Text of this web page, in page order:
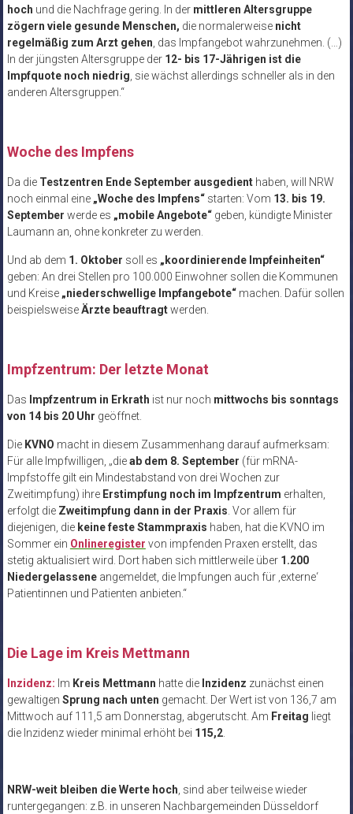
hoch und die Nachfrage gering. In der mittleren Altersgruppe
zögern viele gesunde Menschen, die normalerweise nicht
regelmäßig zum Arzt gehen, das Impfangebot wahrzunehmen. (…)
In der jüngsten Altersgruppe der 12- bis 17-Jährigen ist die
Impfquote noch niedrig, sie wächst allerdings schneller als in den
anderen Altersgruppen.“
Woche des Impfens
Da die Testzentren Ende September ausgedienthaben, will NRW
noch einmal eine „Woche des Impfens“starten: Vom 13. bis 19.
September werde es „mobile Angebote“geben, kündigte Minister
Laumann an, ohne konkreter zu werden.
Und ab dem 1. Oktober soll es „koordinierende Impfeinheiten“
geben: An drei Stellen pro 100.000 Einwohner sollen die Kommunen
und Kreise„niederschwellige Impfangebote“machen. Dafür sollen
beispielsweiseÄrzte beauftragtwerden.
Impfzentrum: Der letzte Monat
Das Impfzentrum in Erkrath ist nur noch mittwochs bis sonntags
von 14 bis 20 Uhr geöffnet.
Die KVNO macht in diesem Zusammenhang darauf aufmerksam:
Für alle Impfwilligen, „dieab dem 8. September (für mRNA-
Impfstoffe gilt ein Mindestabstand von drei Wochen zur
Zweitimpfung) ihre Erstimpfung noch im Impfzentrum erhalten,
erfolgt die Zweitimpfung dann in der Praxis. Vor allem für
diejenigen, die keine feste Stammpraxis haben, hat die KVNO im
Sommer ein Onlineregister von impfenden Praxen erstellt, das
stetig aktualisiert wird. Dort haben sich mittlerweile über 1.200
Niedergelasseneangemeldet, die Impfungen auch für ‚externe‘
Patientinnen und Patienten anbieten.“
Die Lage im Kreis Mettmann
Inzidenz: Im Kreis Mettmann hatte die Inzidenz zunächst einen
gewaltigen Sprung nach unten gemacht. Der Wert ist von 136,7 am
Mittwoch auf 111,5 am Donnerstag, abgerutscht. Am Freitag liegt
die Inzidenz wieder minimal erhöht bei 115,2.
NRW-weit bleiben die Werte hoch, sind aber teilweise wieder
runtergegangen: z.B. in unseren Nachbargemeinden Düsseldorf